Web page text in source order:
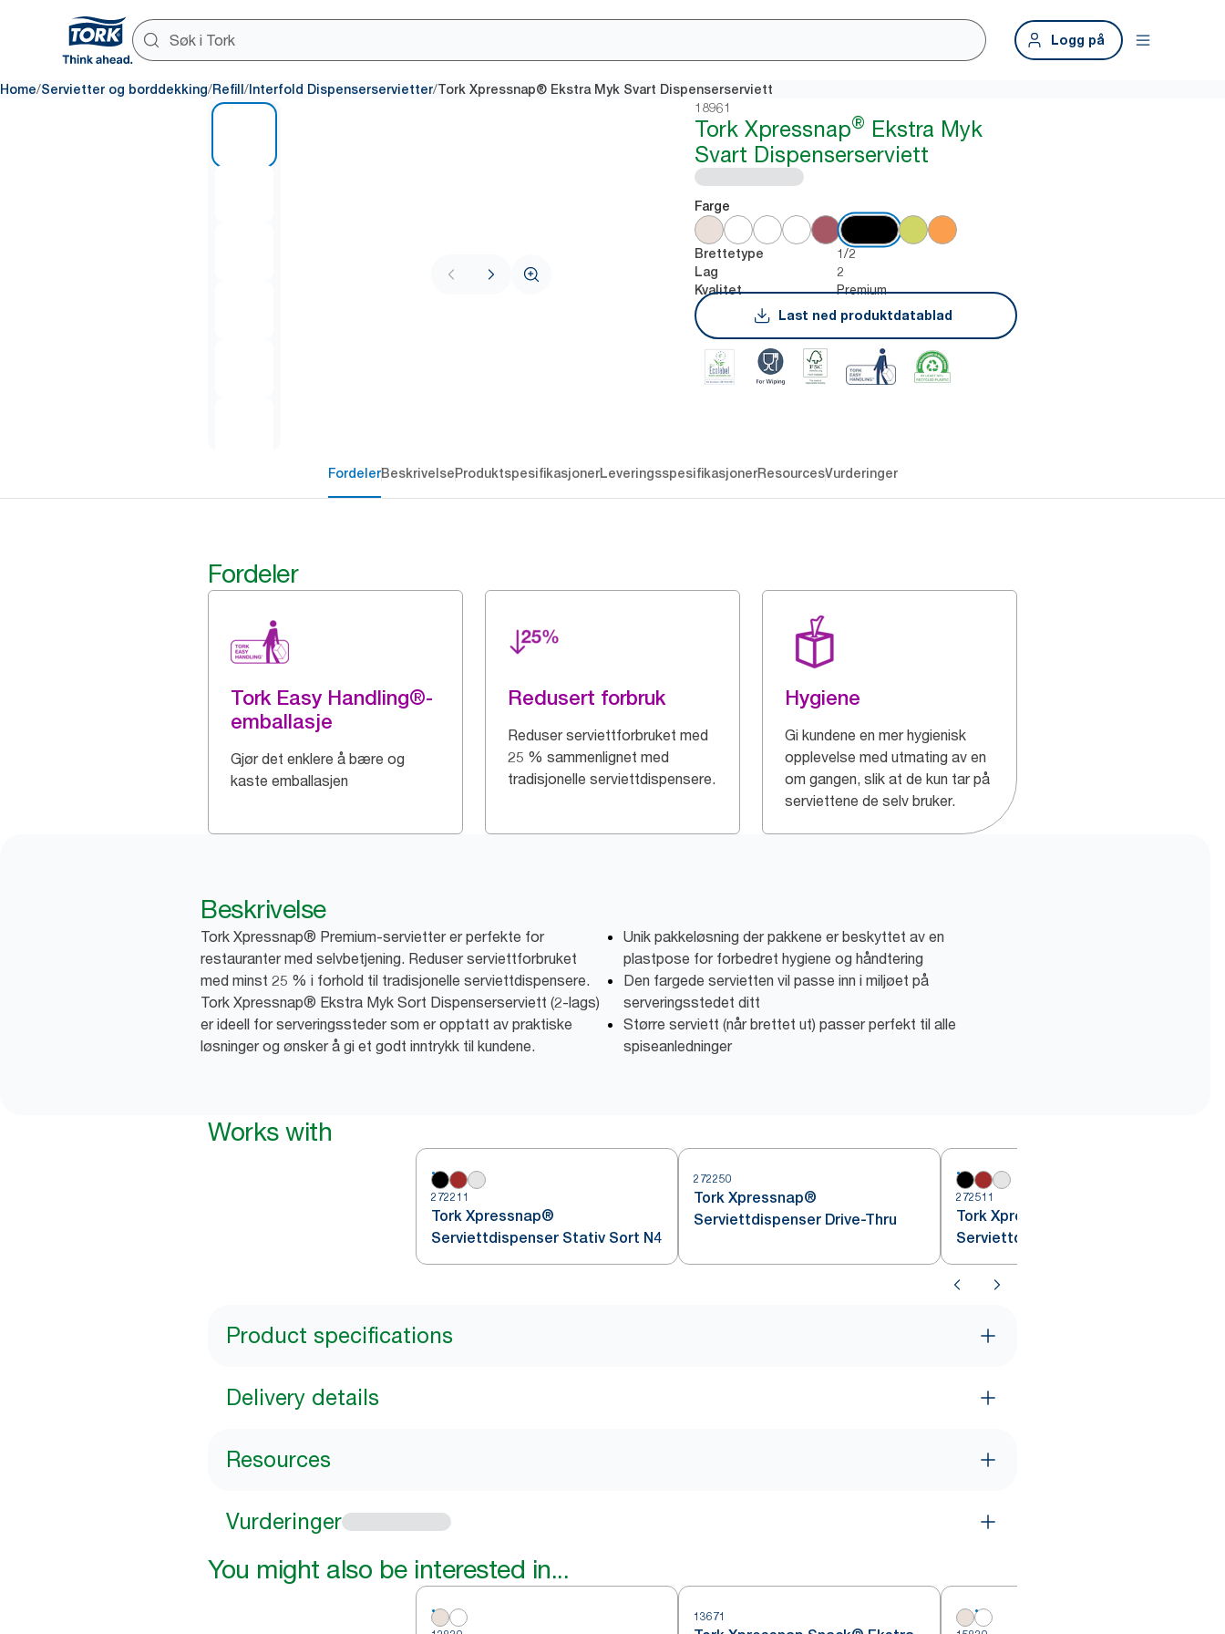
Logg på
Home/Servietter og borddekking/Refill / Interfold Dispenserservietter/Tork Xpressnap® Ekstra Myk Svart Dispenserserviett
18961
Tork Xpressnap® Ekstra Myk
Svart Dispenserserviett
Farge
Brettetype 1/2
Lag 2
Kvalitet
Premium
Last ned produktdatablad
FordelerBeskrivelseProduktspesifikasjonerLeveringsspesifikasjonerResourcesVurderinger
Fordeler
Tork Easy Handling®-
emballasje
Gjør det enklere å bære og
kaste emballasjen
Redusert forbruk
Reduser serviettforbruket med
25 % sammenlignet med
tradisjonelle serviettdispensere.
Hygiene
Gi kundene en mer hygienisk
opplevelse med utmating av en
om gangen, slik at de kun tar på
serviettene de selv bruker.
Beskrivelse
Tork Xpressnap® Premium-servietter er perfekte for
restauranter med selvbetjening. Reduser serviettforbruket
med minst 25 % i forhold til tradisjonelle serviettdispensere.
Tork Xpressnap® Ekstra Myk Sort Dispenserserviett (2-lags)
er ideell for serveringssteder som er opptatt av praktiske
løsninger og ønsker å gi et godt inntrykk til kundene.
Unik pakkeløsning der pakkene er beskyttet av en
plastpose for forbedret hygiene og håndtering
Den fargede servietten vil passe inn i miljøet på
serveringsstedet ditt
Større serviett (når brettet ut) passer perfekt til alle
spiseanledninger
Works with
272211
Tork Xpressnap®
Serviettdispenser Stativ Sort N4
272250
Tork Xpressnap®
Serviettdispenser Drive-Thru
272511
Tork Xpressnap®
Serviettdispenser Disk Sort N4
Product specifications
Delivery details
Resources
Vurderinger
You might also be interested in...
13671